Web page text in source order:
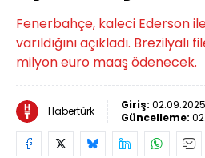
Fenerbahçe, kaleci Ederson ile
varıldığını açıkladı. Brezilyalı
milyon euro maaş ödenecek.
Habertürk Giriş:
Güncelleme: